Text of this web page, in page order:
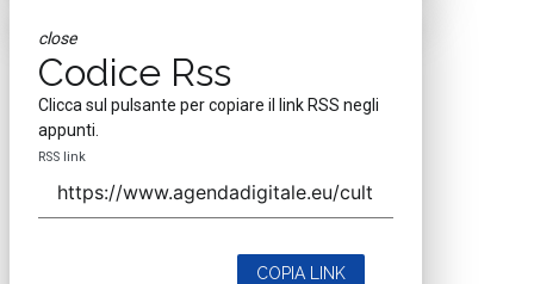
close
Codice Rss
Clicca sul pulsante per copiare il link RSS negli
appunti.
RSS link
COPIA LINK